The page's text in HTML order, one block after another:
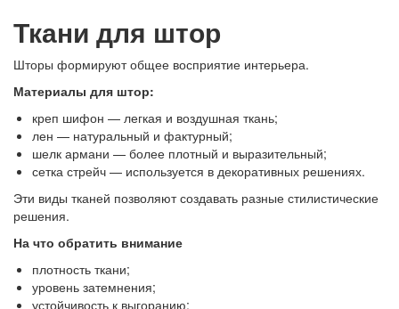
Ткани для штор
Шторы формируют общее восприятие интерьера.
Материалы для штор:
креп шифон — легкая и воздушная ткань;
лен — натуральный и фактурный;
шелк армани — более плотный и выразительный;
сетка стрейч — используется в декоративных решениях.
Эти виды тканей позволяют создавать разные стилистические
решения.
На что обратить внимание
плотность ткани;
уровень затемнения;
устойчивость к выгоранию;